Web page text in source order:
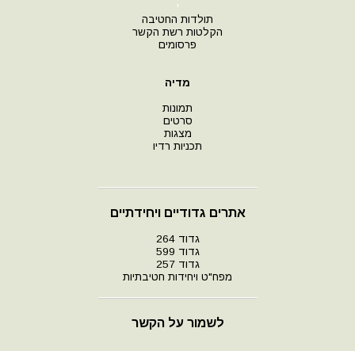
י
תולדות החטיבה
הקלטות רשת הקשר
פרסומים
מדיה
תמונות
סרטים
מצגות
תכניות רדיו
אתרים גדודיים ויחידתיים
גדוד 264
גדוד 599
גדוד 257
מפח"ט ויחידות חטיבתיות
לשמור על הקשר